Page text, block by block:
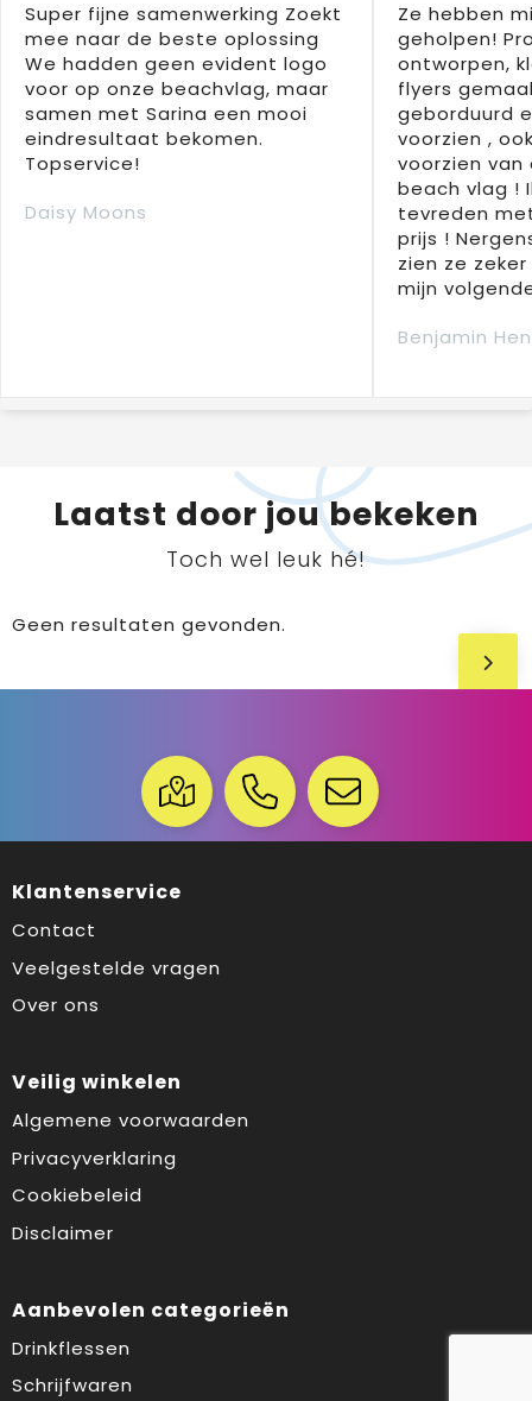
Super fijne samenwerking Zoekt
mee naar de beste oplossing
We hadden geen evident logo
voor op onze beachvlag, maar
samen met Sarina een mooi
eindresultaat bekomen.
Topservice!
Daisy Moons
Ze hebben
geholpen!
ontworpen,
flyers
geborduurd
voorzien ,
voorzien
beach vlag !
tevreden
prijs !
zien ze
mijn
Benjamin
Laatst door jou bekeken
Toch wel leuk hé!
Geen resultaten gevonden.
Klantenservice
Contact
Veelgestelde vragen
Over ons
Veilig winkelen
Algemene voorwaarden
Privacyverklaring
Cookiebeleid
Disclaimer
Aanbevolen categorieën
Drinkflessen
Schrijfwaren